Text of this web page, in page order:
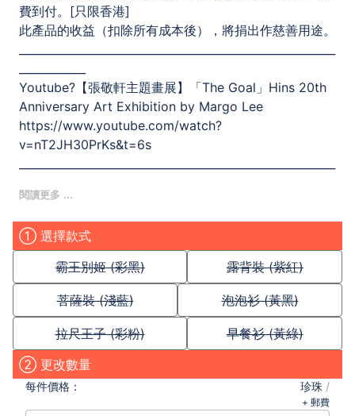
費到付。[只限香港]
此產品的收益（扣除所有成本後），將捐出作慈善用途。
Youtube?【張敬軒主題畫展】「The Goal」Hins 20th
Anniversary Art Exhibition by Margo Lee
https://www.youtube.com/watch?
v=nT2JH30PrKs&t=6s
Follow me?
Youtube| 愛日莉[Aibiri]
Instagram.Facebook.Twitter | @ margolee330
① 選擇款式
霸王別姬 (彩黑)
露背裝 (紫紅)
菩薩裝 (淺藍) 泡泡衫 (黃黑)
拉尺王子 (彩粉)
早餐衫 (黃綠)
② 更改數量
每件價格： 珍珠 /
+ 郵費